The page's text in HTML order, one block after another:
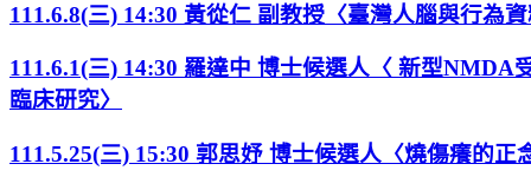
111.6.8(三) 14:30 黃從仁 副教授〈臺灣人腦與行為
111.6.1(三) 14:30 羅達中 博士候選人〈 新型
臨床研究〉
111.5.25(三) 15:30 郭思妤 博士候選人〈燒傷癢的正